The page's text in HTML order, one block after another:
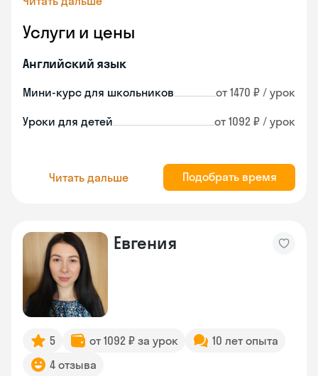
Услуги и цены
Английский язык
Мини-курс для школьников от 1470 ₽ / урок
Уроки для детей от 1092 ₽ / урок
Читать дальше Подобрать время
Евгения
5 от 1092 ₽ за урок
10 лет опыта
4 отзыва